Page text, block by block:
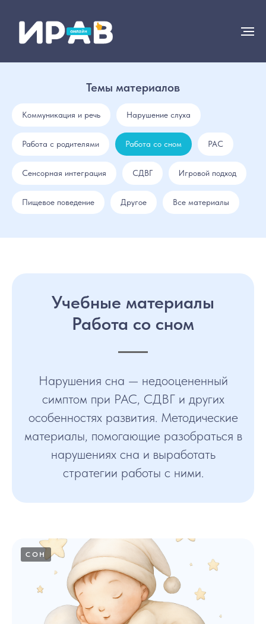
Темы материалов
Коммуникация и речь Нарушение слуха
Работа с родителями Работа со сном РАС
Сенсорная интеграция СДВГ Игровой подход
Пищевое поведение Другое Все материалы
Учебные материалы
Работа со сном
Нарушения сна — недооцененный
симптом при РАС, СДВГ и других
особенностях развития. Методические
материалы, помогающие разобраться в
нарушениях сна и выработать
стратегии работы с ними.
СОН